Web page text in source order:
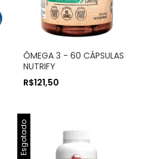
ÔMEGA 3 - 60 CÁPSULAS
NUTRIFY
R$121,50
Esgotado